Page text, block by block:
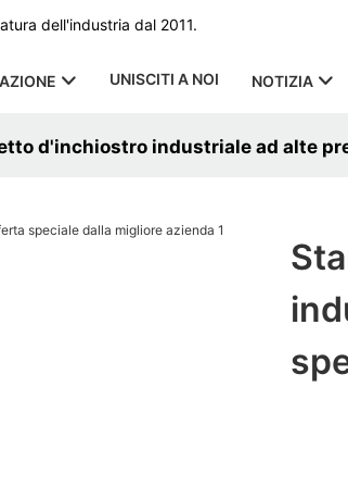
dell'industria dal 2011.
UNISCITI A NOI NOTIZIA
d'inchiostro industriale ad alte